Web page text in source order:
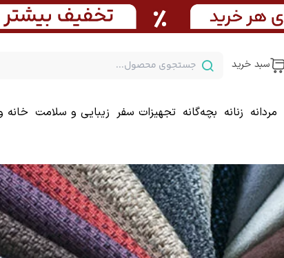
سبد خرید
مردانه زنانه بچه‌گانه تجهیزات سفر زیبایی و سلامت خانه